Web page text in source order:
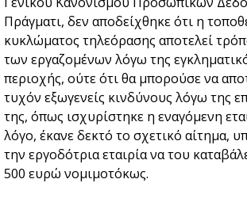
Πράγματι, δεν αποδείχθηκε ότι η
κυκλώματος τηλεόρασης αποτελεί
των εργαζομένων λόγω της
περιοχής, ούτε ότι θα μπορούσε να
τυχόν εξωγενείς κινδύνους λόγω της
της, όπως ισχυρίστηκε η εναγόμενη
λόγο, έκανε δεκτό το σχετικό αίτημα,
την εργοδότρια εταιρία να του
500 ευρώ νομιμοτόκως.